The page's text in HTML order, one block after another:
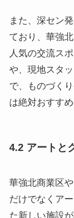
また、深セン
ており、華強
人気の交流ス
や、現地スタ
で、ものづく
は絶対おすす
4.2 アートと
華強北商業区
だけでなくア
た新しい施設